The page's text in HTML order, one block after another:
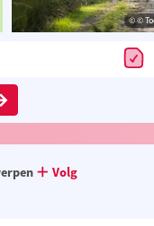
© ©
Volg